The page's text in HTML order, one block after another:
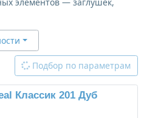
Подбор по параметрам
Классик 201 Дуб